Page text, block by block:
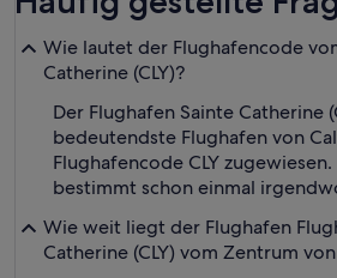
Wie lautet der Flughafencode
Catherine (CLY)?
Der Flughafen Sainte Catherine
bedeutendste Flughafen von
Flughafencode CLY zugewiesen.
bestimmt schon einmal
Wie weit liegt der Flughafen
Catherine (CLY) vom Zentrum